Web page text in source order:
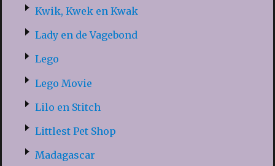
Kwik, Kwek en Kwak
Lady en de Vagebond
Lego
Lego Movie
Lilo en Stitch
Littlest Pet Shop
Madagascar